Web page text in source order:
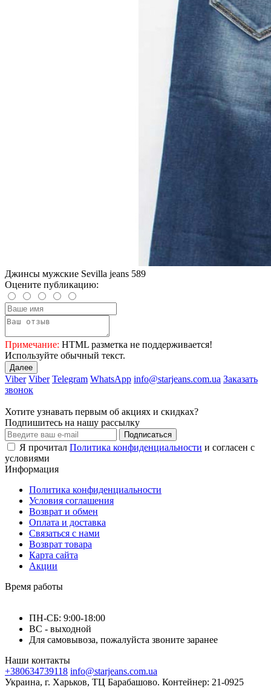
Джинсы мужские Sevilla jeans 589
Оцените публикацию:
Примечание: HTML разметка не поддерживается!
Используйте обычный текст.
Далее
Viber Viber Telegram WhatsApp info@starjeans.com.ua Заказать
звонок
Хотите узнавать первым об акциях и скидках?
Подпишитесь на нашу рассылку
Подписаться
Я прочитал Политика конфиденциальности и согласен с
условиями
Информация
Политика конфиденциальности
Условия соглашения
Возврат и обмен
Оплата и доставка
Связаться с нами
Возврат товара
Карта сайта
Акции
Время работы
ПН-СБ: 9:00-18:00
ВС - выходной
Для самовывоза, пожалуйста звоните заранее
Наши контакты
+380634739118 info@starjeans.com.ua
Украина, г. Харьков, ТЦ Барабашово. Контейнер: 21-0925